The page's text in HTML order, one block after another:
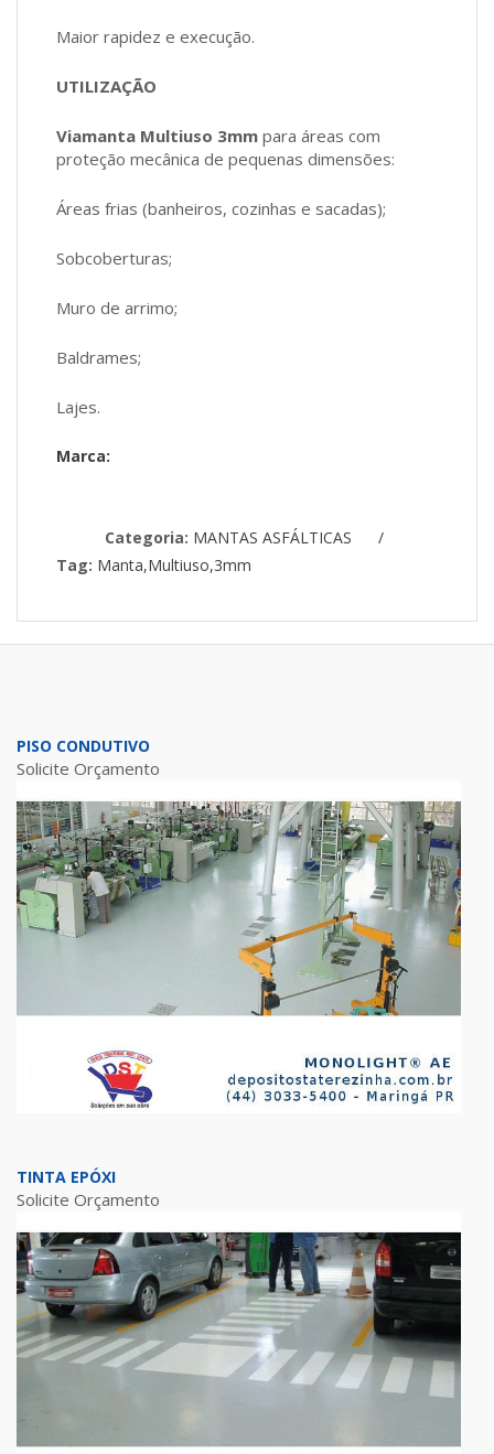
Maior rapidez e execução.
UTILIZAÇÃO
Viamanta Multiuso 3mm para áreas com
proteção mecânica de pequenas dimensões:
Áreas frias (banheiros, cozinhas e sacadas);
Sobcoberturas;
Muro de arrimo;
Baldrames;
Lajes.
Marca:
Categoria: MANTAS ASFÁLTICAS
/
Tag: Manta,Multiuso,3mm
PISO CONDUTIVO
Solicite Orçamento
TINTA EPÓXI
Solicite Orçamento